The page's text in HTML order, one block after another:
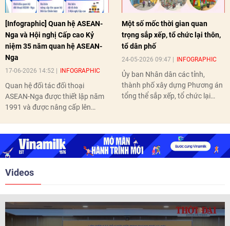
[Infographic] Quan hệ ASEAN-
Nga và Hội nghị Cấp cao Kỷ
niệm 35 năm quan hệ ASEAN-
Nga
17-06-2026 14:52 INFOGRAPHIC
Quan hệ đối tác đối thoại
ASEAN-Nga được thiết lập năm
1991 và được nâng cấp lên
nghị Cấp cao vào các năm 2005,
2010, 2016, 2018, 2021.
Một số mốc thời gian quan
trọng sắp xếp, tổ chức lại thôn,
tổ dân phố
24-05-2026 09:47 INFOGRAPHIC
Ủy ban Nhân dân các tỉnh,
thành phố xây dựng Phương án
tổng thể sắp xếp, tổ chức lại
Videos